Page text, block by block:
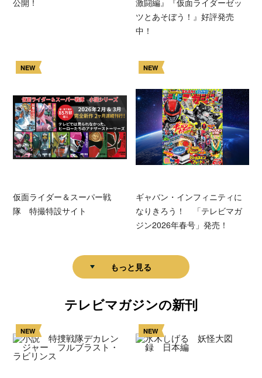
公開！
激闘編』『仮面ライダーゼッ
ツとあそぼう！』好評発売
中！
NEW
仮面ライダー＆スーパー戦
隊 特撮特設サイト
NEW
ギャバン・インフィニティに
なりきろう！ 「テレビマガ
ジン2026年春号」発売！
もっと見る
テレビマガジンの新刊
NEW NEW